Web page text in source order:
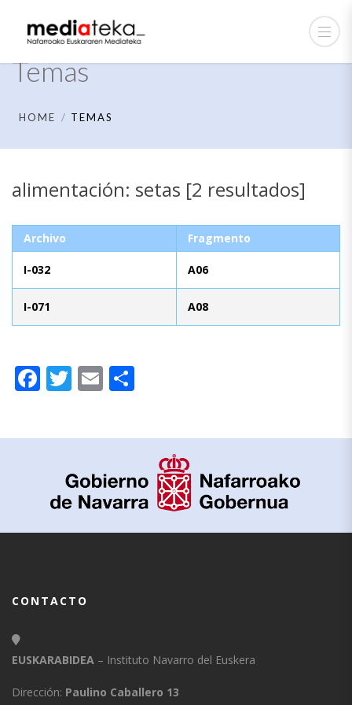
Temas
HOME TEMAS
alimentación: setas [2 resultados]
Archivo Fragmento
I-032 A06
I-071 A08
Facebook
Twitter
Email
CONTACTO
EUSKARABIDEA – Instituto Navarro del Euskera
Dirección: Paulino Caballero 13